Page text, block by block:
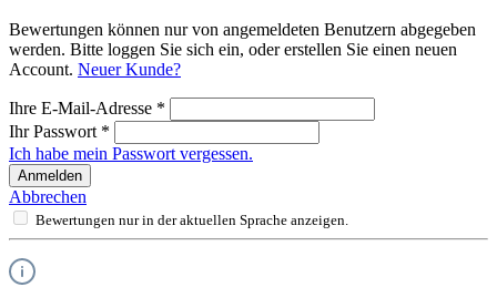
Bewertungen können nur von angemeldeten Benutzern abgegeben
werden. Bitte loggen Sie sich ein, oder erstellen Sie einen neuen
Account. Neuer Kunde?
Ihre E-Mail-Adresse *
Ihr Passwort *
Ich habe mein Passwort vergessen.
Anmelden
Abbrechen
Bewertungen nur in der aktuellen Sprache anzeigen.